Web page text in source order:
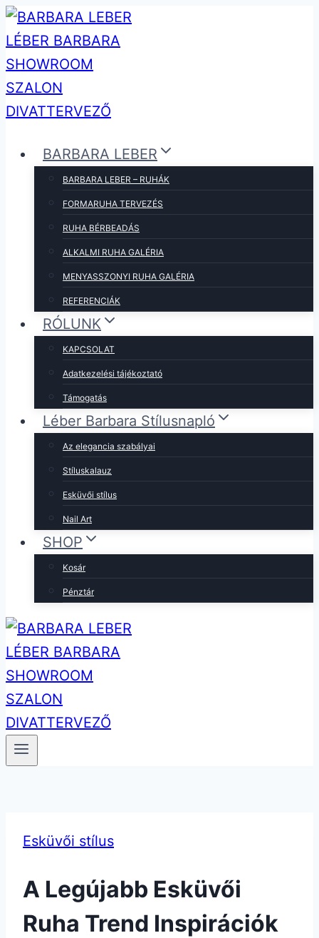
Skip
to
content
BARBARA LEBER
BARBARA LEBER – RUHÁK
FORMARUHA TERVEZÉS
RUHA BÉRBEADÁS
ALKALMI RUHA GALÉRIA
MENYASSZONYI RUHA GALÉRIA
REFERENCIÁK
RÓLUNK
KAPCSOLAT
Adatkezelési tájékoztató
Támogatás
Léber Barbara Stílusnapló
Az elegancia szabályai
Stíluskalauz
Esküvői stílus
Nail Art
SHOP
Kosár
Pénztár
Esküvői stílus
A Legújabb Esküvői
Ruha Trend Inspirációk